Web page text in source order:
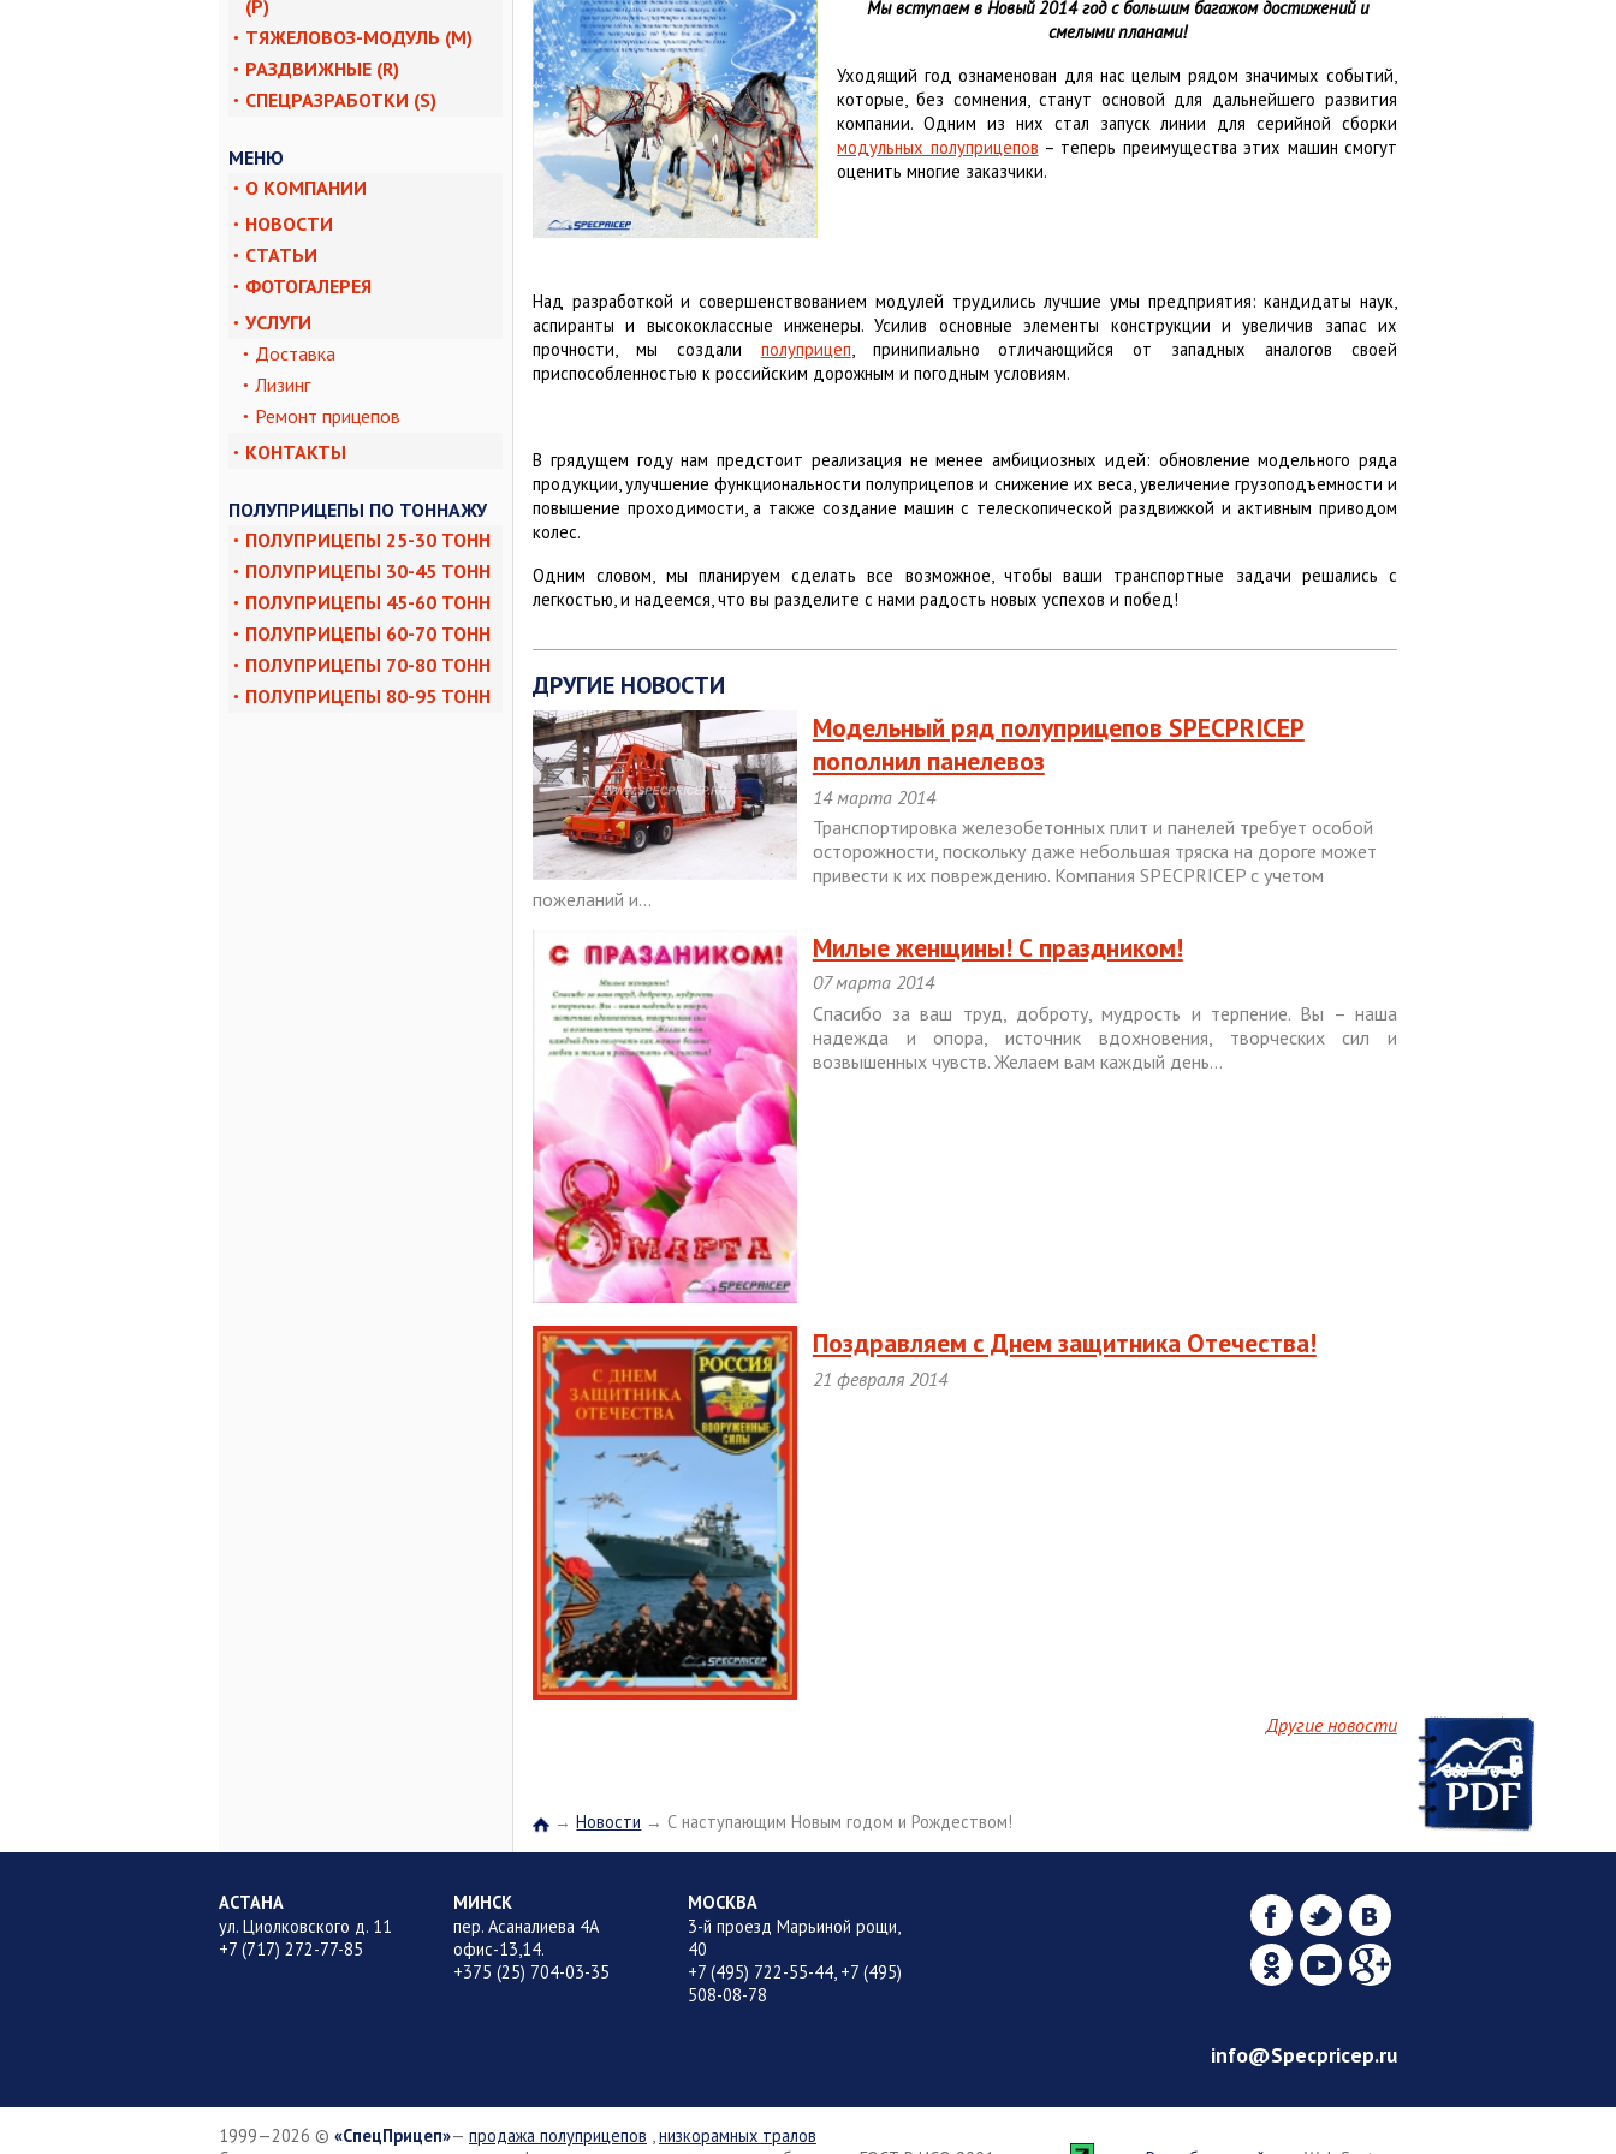
платформы
(P)
ТЯЖЕЛОВОЗ-МОДУЛЬ (M)
РАЗДВИЖНЫЕ (R)
СПЕЦРАЗРАБОТКИ (S)
МЕНЮ
О КОМПАНИИ
НОВОСТИ
СТАТЬИ
ФОТОГАЛЕРЕЯ
УСЛУГИ
Доставка
Лизинг
Ремонт прицепов
КОНТАКТЫ
ПОЛУПРИЦЕПЫ ПО ТОННАЖУ
ПОЛУПРИЦЕПЫ 25-30 ТОНН
ПОЛУПРИЦЕПЫ 30-45 ТОНН
ПОЛУПРИЦЕПЫ 45-60 ТОНН
ПОЛУПРИЦЕПЫ 60-70 ТОНН
ПОЛУПРИЦЕПЫ 70-80 ТОНН
ПОЛУПРИЦЕПЫ 80-95 ТОНН
Мы вступаем в Новый 2014 год с большим багажом достижений и
смелыми планами!
Уходящий год ознаменован для нас целым рядом значимых событий,
которые, без сомнения, станут основой для дальнейшего развития
компании. Одним из них стал запуск линии для серийной сборки
модульных полуприцепов – теперь преимущества этих машин смогут
оценить многие заказчики.
Над разработкой и совершенствованием модулей трудились лучшие умы предприятия: кандидаты наук,
аспиранты и высококлассные инженеры. Усилив основные элементы конструкции и увеличив запас их
прочности, мы создали полуприцеп, принипиально отличающийся от западных аналогов своей
приспособленностью к российским дорожным и погодным условиям.
В грядущем году нам предстоит реализация не менее амбициозных идей: обновление модельного ряда
продукции, улучшение функциональности полуприцепов и снижение их веса, увеличение грузоподъемности и
повышение проходимости, а также создание машин с телескопической раздвижкой и активным приводом
колес.
Одним словом, мы планируем сделать все возможное, чтобы ваши транспортные задачи решались с
легкостью, и надеемся, что вы разделите с нами радость новых успехов и побед!
ДРУГИЕ НОВОСТИ
Модельный ряд полуприцепов SPECPRICEP
пополнил панелевоз
14 марта 2014
Транспортировка железобетонных плит и панелей требует особой
осторожности, поскольку даже небольшая тряска на дороге может
привести к их повреждению. Компания SPECPRICEP с учетом
пожеланий и...
Милые женщины! С праздником!
07 марта 2014
Спасибо за ваш труд, доброту, мудрость и терпение. Вы – наша
надежда и опора, источник вдохновения, творческих сил и
возвышенных чувств. Желаем вам каждый день...
Поздравляем с Днем защитника Отечества!
21 февраля 2014
Другие новости
Главная
→ Новости → С наступающим Новым годом и Рождеством!
АСТАНА
ул. Циолковского д. 11
+7 (717) 272-77-85
МИНСК
пер. Асаналиева 4А
офис-13,14.
+375 (25) 704-03-35
МОСКВА
3-й проезд Марьиной рощи,
40
+7 (495) 722-55-44, +7 (495)
508-08-78
info@Specpricep.ru
1999—2026 © СпецПрицеп — продажа полуприцепов ,низкорамных тралов